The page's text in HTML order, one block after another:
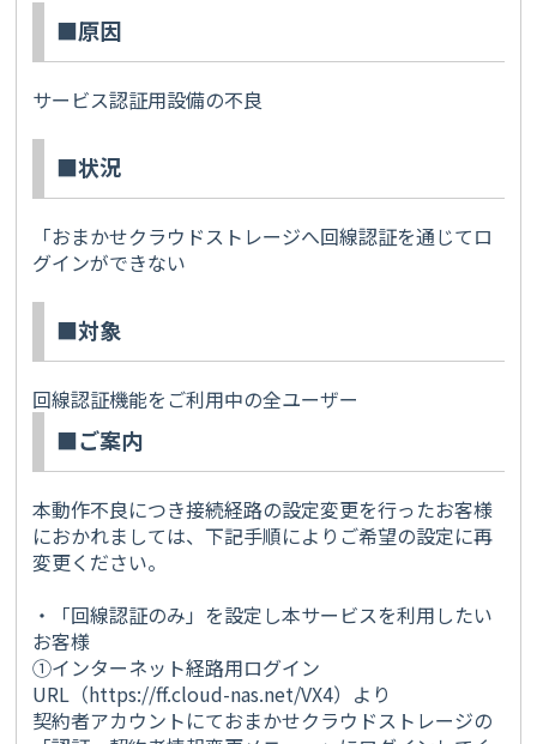
■原因
サービス認証用設備の不良
■状況
「おまかせクラウドストレージへ回線認証を通じてロ
グインができない
■対象
回線認証機能をご利用中の全ユーザー
■ご案内
本動作不良につき接続経路の設定変更を行ったお客様
におかれましては、下記手順によりご希望の設定に再
変更ください。
・「回線認証のみ」を設定し本サービスを利用したい
お客様
①インターネット経路用ログイン
URL（https://ff.cloud-nas.net/VX4）より
契約者アカウントにておまかせクラウドストレージの